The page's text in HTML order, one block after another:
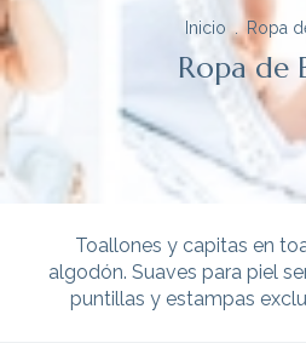
Inicio . Ropa
Ropa de
Toallones y capitas en
algodón. Suaves para piel
puntillas y estampas